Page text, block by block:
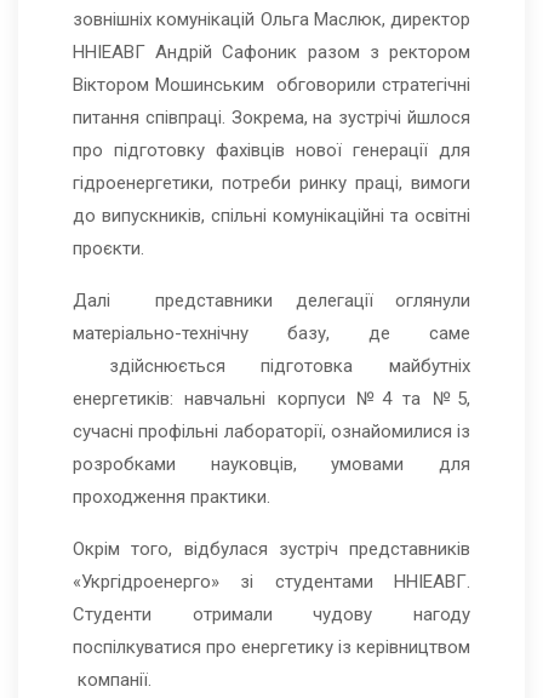
зовнішніх комунікацій Ольга Маслюк, директор
ННІЕАВГ Андрій Сафоник разом з ректором
Віктором Мошинським обговорили стратегічні
питання співпраці. Зокрема, на зустрічі йшлося
про підготовку фахівців нової генерації для
гідроенергетики, потреби ринку праці, вимоги
до випускників, спільні комунікаційні та освітні
проєкти.
Далі представники делегації оглянули
матеріально-технічну базу, де саме
здійснюється підготовка майбутніх
енергетиків: навчальні корпуси №4 та №5,
сучасні профільні лабораторії, ознайомилися із
розробками науковців, умовами для
проходження практики.
Окрім того, відбулася зустріч представників
«Укргідроенерго» зі студентами ННІЕАВГ.
Студенти отримали чудову нагоду
поспілкуватися про енергетику із керівництвом
компанії.